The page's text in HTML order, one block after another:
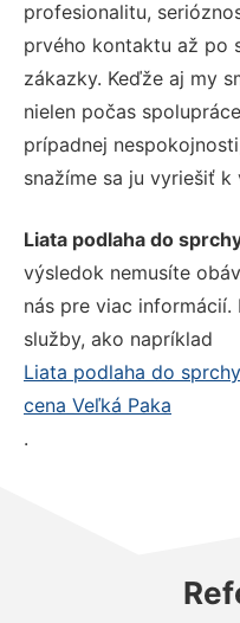
profesionalitu,
prvého kontaktu až po
zákazky. Keďže aj my
nielen počas
prípadnej
snažíme sa ju vyriešiť k
Liata podlaha do
výsledok nemusíte
nás pre viac informácií.
služby, ako napríklad
Liata podlaha do
cena Veľká Paka
.